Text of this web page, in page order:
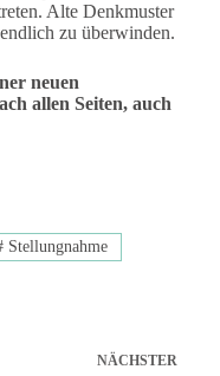
Alte Denkmuster
zu überwinden.
neuen
allen Seiten, auch
Stellungnahme
NÄCHSTER